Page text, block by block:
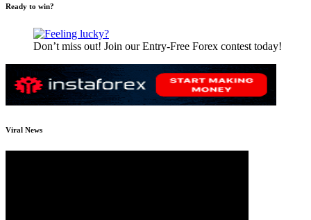
Ready to win?
Don’t miss out! Join our Entry-Free Forex contest today!
Viral News